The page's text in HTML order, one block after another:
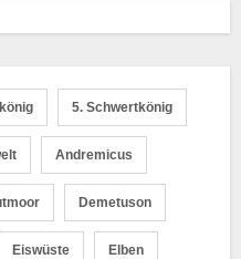
5. Schwertkönig
Andremicus
Demetuson
Eiswüste Elben